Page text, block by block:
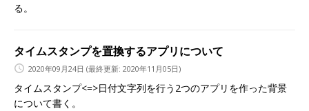
る。
タイムスタンプを置換するアプリについて
2020年09月24日 (最終更新: 2020年11月05日)
タイムスタンプ<=>日付文字列を行う2つのアプリを作った背景
について書く。